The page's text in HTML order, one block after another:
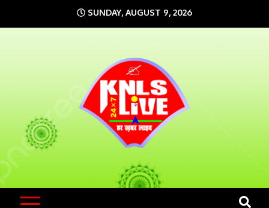
to
SUNDAY, AUGUST 9, 2026
KNLS LIVE
India`s No.1 News Portal